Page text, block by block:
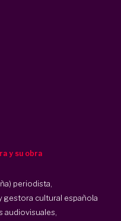
y su obra
periodista,
gestora cultural española
audiovisuales,